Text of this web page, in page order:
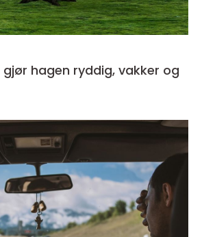
hagen ryddig, vakker og